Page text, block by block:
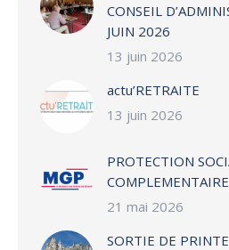
CONSEIL
JUIN 2026
13 juin 2026
actu’RETRAITE
13 juin 2026
PROTECTION
21 mai 2026
SORTIE DE